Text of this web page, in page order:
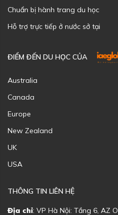
Chuẩn bị hành trang du học
Hỗ trợ trực tiếp ở nước sở tại
ĐIỂM ĐẾN DU HỌC CỦA
Australia
Canada
Europe
New Zealand
UK
USA
THÔNG TIN LIÊN HỆ
Địa chỉ: VP Hà Nội: Tầng 6, AZ